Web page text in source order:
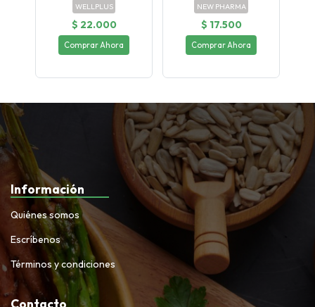
WELLPLUS
$ 22.000
Comprar Ahora
NEW PHARMA
$ 17.500
Comprar Ahora
Información
Quiénes somos
Escríbenos
Términos y condiciones
Contacto